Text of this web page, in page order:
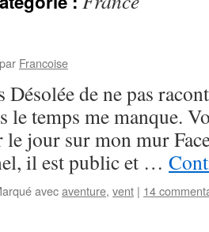
par Francoise
de ne pas
le temps me manque.
le jour sur mon mur
il est public et …
avecaventure, vent | 14